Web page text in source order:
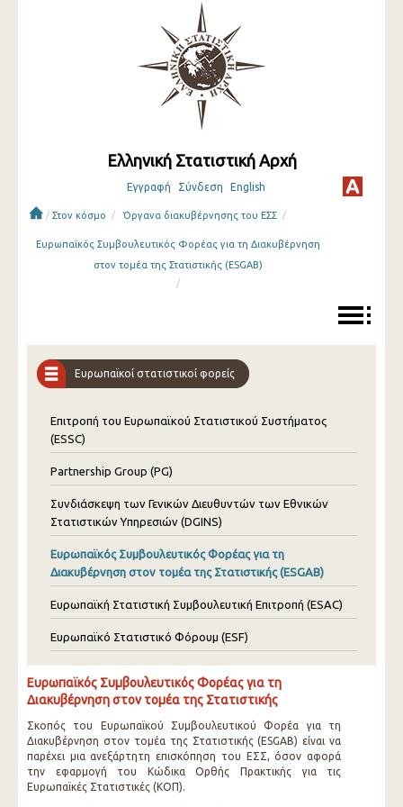
Ελληνική Στατιστική Αρχή
Εγγραφή Σύνδεση English
/ Στον κόσμο / Όργανα διακυβέρνησης του ΕΣΣ /
Ευρωπαϊκός Συμβουλευτικός Φορέας για τη Διακυβέρνηση
στον τομέα της Στατιστικής (ESGAB)
/
Ευρωπαϊκοί στατιστικοί φορείς
Επιτροπή του Ευρωπαϊκού Στατιστικού Συστήματος
(ESSC)
Partnership Group (PG)
Συνδιάσκεψη των Γενικών Διευθυντών των Εθνικών
Στατιστικών Υπηρεσιών (DGINS)
Ευρωπαϊκός Συμβουλευτικός Φορέας για τη
Διακυβέρνηση στον τομέα της Στατιστικής (ESGAB)
Ευρωπαϊκή Στατιστική Συμβουλευτική Επιτροπή (ESAC)
Ευρωπαϊκό Στατιστικό Φόρουμ (ESF)
Ευρωπαϊκός Συμβουλευτικός Φορέας για τη
Διακυβέρνηση στον τομέα της Στατιστικής
Σκοπός του Ευρωπαϊκού Συμβουλευτικού Φορέα για τη
Διακυβέρνηση στον τομέα της Στατιστικής (ESGAB) είναι να
παρέχει μια ανεξάρτητη επισκόπηση του ΕΣΣ, όσον αφορά
την εφαρμογή του Κώδικα Ορθής Πρακτικής για τις
Ευρωπαϊκές Στατιστικές (ΚΟΠ).